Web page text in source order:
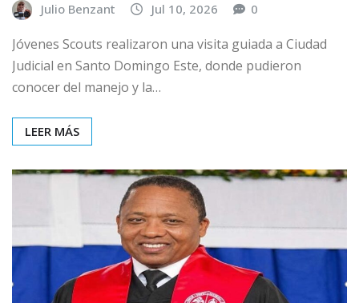
Julio Benzant Jul 10, 2026 0
Jóvenes Scouts realizaron una visita guiada a Ciudad
Judicial en Santo Domingo Este, donde pudieron
conocer del manejo y la…
LEER MÁS